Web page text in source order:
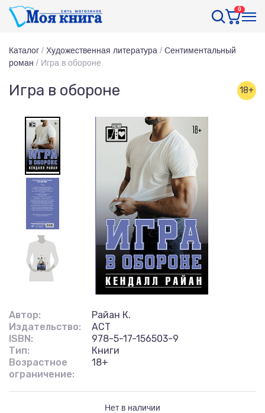
0
Каталог / Художественная литература / Сентиментальный
роман / Игра в обороне
Игра в обороне 18+
Автор:
Райан К.
Издательство:
АСТ
ISBN:
978-5-17-156503-9
Тип:
Книги
Возрастное
ограничение:
18+
Нет в наличии